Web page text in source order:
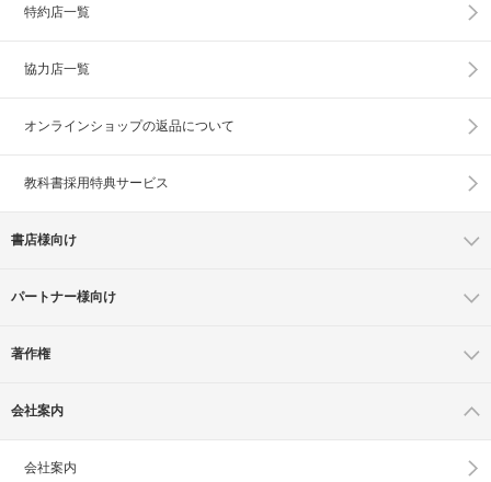
特約店一覧
協力店一覧
オンラインショップの返品について
教科書採用特典サービス
書店様向け
パートナー様向け
著作権
会社案内
会社案内